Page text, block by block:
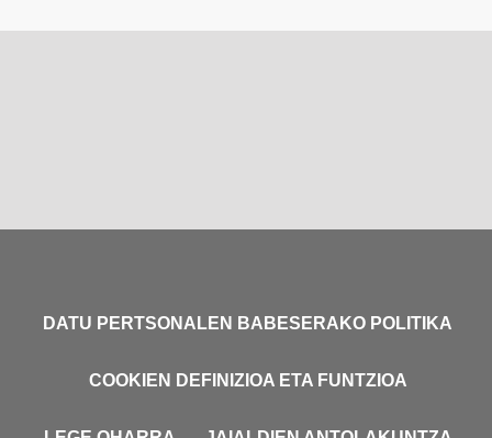
DATU PERTSONALEN BABESERAKO POLITIKA
COOKIEN DEFINIZIOA ETA FUNTZIOA